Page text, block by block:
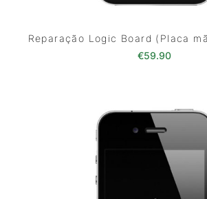
Reparação Logic Board (Placa
€59.90